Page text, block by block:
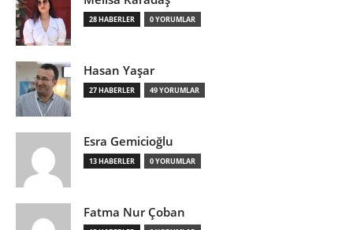
28 HABERLER 0 YORUMLAR
Hasan Yaşar
27 HABERLER 49 YORUMLAR
Esra Gemicioğlu
13 HABERLER 0 YORUMLAR
Fatma Nur Çoban